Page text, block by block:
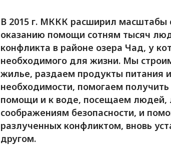
В 2015 г. МККК расширил масштабы
оказанию помощи сотням тысяч
конфликта в районе озера Чад, у
необходимого для жизни. Мы
жилье, раздаем продукты питания
необходимости, помогаем
помощи и к воде, посещаем людей,
соображениям безопасности, и
разлученных конфликтом, вновь
другом.